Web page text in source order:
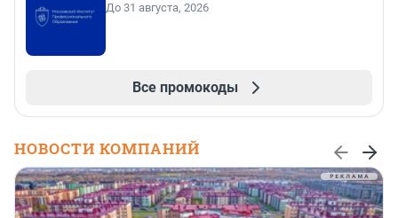
До 31 августа, 2026
Все промокоды
НОВОСТИ КОМПАНИЙ